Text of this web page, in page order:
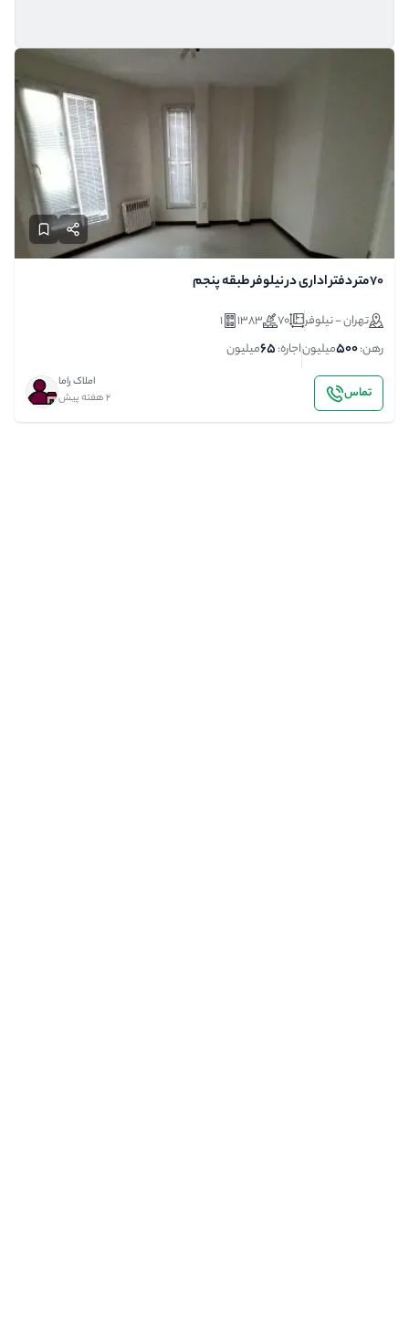
۷۰متر دفتر اداری در نیلوفر طبقه پنجم
تهران - نیلوفر 70
1383
1
رهن:500میلیوناجاره:65میلیون
تماس
املاک راما
2 هفته پیش